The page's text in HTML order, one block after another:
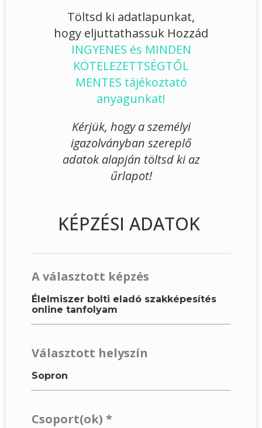
Töltsd ki adatlapunkat,
hogy eljuttathassuk Hozzád
INGYENES és MINDEN
KÖTELEZETTSÉGTŐL
MENTES tájékoztató
anyagunkat!
Kérjük, hogy a személyi
igazolványban szereplő
adatok alapján töltsd ki az
űrlapot!
KÉPZÉSI ADATOK
A választott képzés
Élelmiszer bolti eladó szakképesítés
online tanfolyam
Választott helyszín
Sopron
Csoport(ok) *